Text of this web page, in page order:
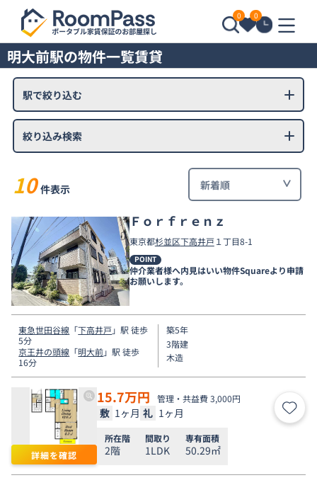
0 0
明大前駅の物件一覧賃貸
駅で絞り込む
絞り込み検索
10 件表示
Ｆｏｒｆｒｅｎｚ
東京都杉並区下高井戸１丁目8-1
POINT
仲介業者様へ内見はいい物件Squareより申請
お願いします。
東急世田谷線 「下高井戸」駅 徒歩
5分
京王井の頭線 「明大前」駅 徒歩
16分
築5年
3階建
木造
詳細を確認
15.7万円 管理・共益費 3,000円
敷 1ヶ月 礼 1ヶ月 お気
所在階
2階
間取り
1LDK
専有面積
50.29㎡